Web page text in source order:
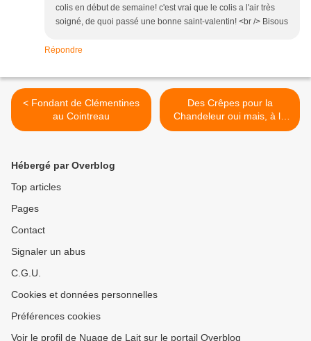
colis en début de semaine! c'est vrai que le colis a l'air très
soigné, de quoi passé une bonne saint-valentin! <br /> Bisous
Répondre
< Fondant de Clémentines
au Cointreau
Des Crêpes pour la
Chandeleur oui mais, à la
Bière ou à la Flamande >
Hébergé par Overblog
Top articles
Pages
Contact
Signaler un abus
C.G.U.
Cookies et données personnelles
Préférences cookies
Voir le profil de Nuage de Lait sur le portail Overblog